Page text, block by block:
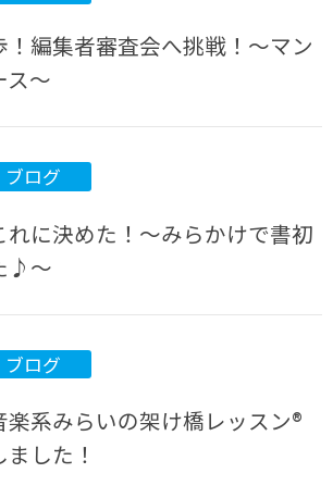
！編集者審査会へ挑戦！～マン
ス～
ブログ
れに決めた！～みらかけで書初
♪～
ブログ
系みらいの架け橋レッスン®
した！